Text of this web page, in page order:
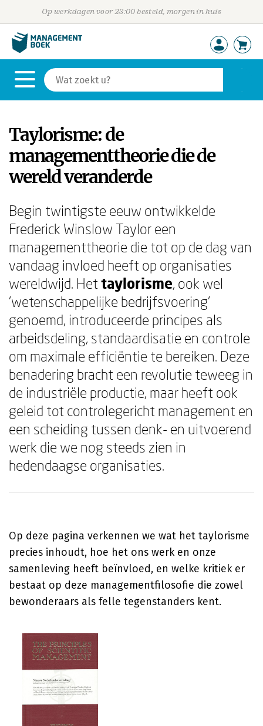
Op werkdagen voor 23:00 besteld, morgen in huis
Taylorisme: de
managementtheorie die de
wereld veranderde
Begin twintigste eeuw ontwikkelde
Frederick Winslow Taylor een
managementtheorie die tot op de dag van
vandaag invloed heeft op organisaties
wereldwijd. Hettaylorisme, ook wel
'wetenschappelijke bedrijfsvoering'
genoemd, introduceerde principes als
arbeidsdeling, standaardisatie en controle
om maximale efficiëntie te bereiken. Deze
benadering bracht een revolutie teweeg in
de industriële productie, maar heeft ook
geleid tot controlegericht management en
een scheiding tussen denk- en uitvoerend
werk die we nog steeds zien in
hedendaagse organisaties.
Op deze pagina verkennen we wat het taylorisme
precies inhoudt, hoe het ons werk en onze
samenleving heeft beïnvloed, en welke kritiek er
bestaat op deze managementfilosofie die zowel
bewonderaars als felle tegenstanders kent.